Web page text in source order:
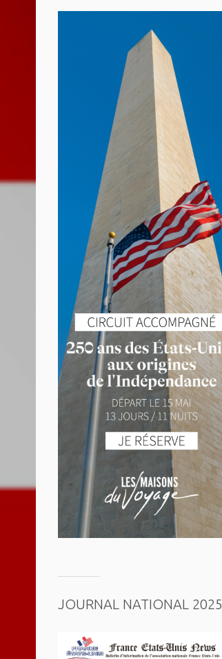
JOURNAL NATIONAL 2025